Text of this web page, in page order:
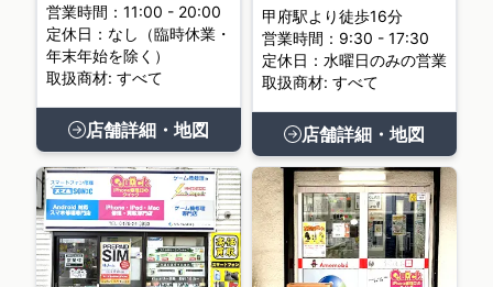
営業時間：11:00 - 20:00
定休日：なし（臨時休業・
年末年始を除く）
取扱商材: すべて
店舗詳細・地図
甲府駅より徒歩16分
営業時間：9:30 - 17:30
定休日：水曜日のみの営業
取扱商材: すべて
店舗詳細・地図